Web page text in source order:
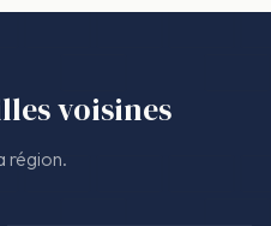
au devis, sauf avenant
voisines
région.